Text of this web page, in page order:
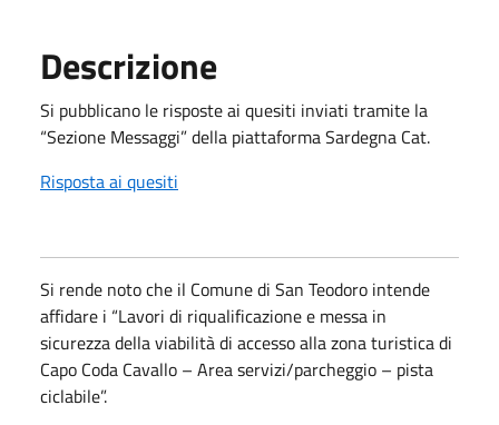
Descrizione
Si pubblicano le risposte ai quesiti inviati tramite la
“Sezione Messaggi” della piattaforma Sardegna Cat.
Risposta ai quesiti
Si rende noto che il Comune di San Teodoro intende
affidare i “Lavori di riqualificazione e messa in
sicurezza della viabilità di accesso alla zona turistica di
Capo Coda Cavallo – Area servizi/parcheggio – pista
ciclabile”.